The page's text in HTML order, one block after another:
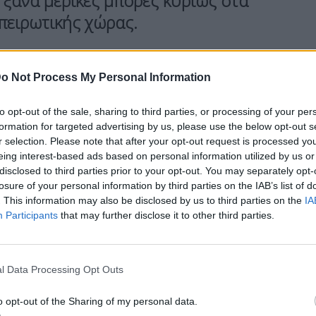
Not Process My Personal Information
opt-out of the sale, sharing to third parties, or processing of your
for targeted advertising by us, please use the below opt-out
selection. Please note that after your opt-out request is processed
interest-based ads based on personal information utilized by us
to third parties prior to your opt-out. You may separately
of your personal information by third parties on the IAB’s list of
This information may also be disclosed by us to third parties on the
Participants that may further disclose it to other third parties.
Data Processing Opt Outs
opt-out of the Sharing of my personal data.
χώρας.
θερμοκρασίας και μέχρι την Τετάρτη θα
ιδιαίτερα προς τα ανατολικά και νότια
και κάποιεςλασποβροχέςμικρής
τμήματα, γεγονός που δεν θα επιτρέψει
με εξαίρεση τηνΚρήτη και τα Δωδεκάνησα,
και δεν αποκλείεται το μεσημέρι προς το
λασποβροχές μικρής έντασης. Η θερμοκρασία
δηλαδή αρκετά χαμηλότερη από τις